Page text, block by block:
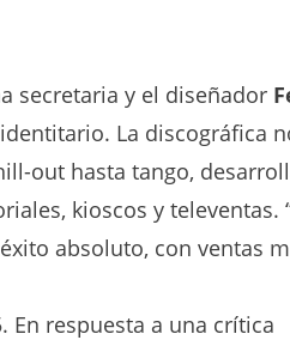
secretaria y el diseñador
La discográfica
out hasta tango,
kioscos y televentas.
absoluto, con ventas
En respuesta a una crítica